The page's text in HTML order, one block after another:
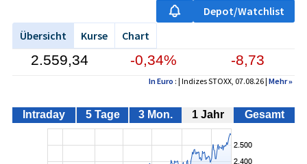
Depot/Watchlist
Übersicht
Kurse Chart
2.559,34 -0,34% -8,73
In Euro : | Indizes STOXX, 07.08.26 | Mehr»
Intraday 5 Tage 3 Mon. 1 Jahr Gesamt